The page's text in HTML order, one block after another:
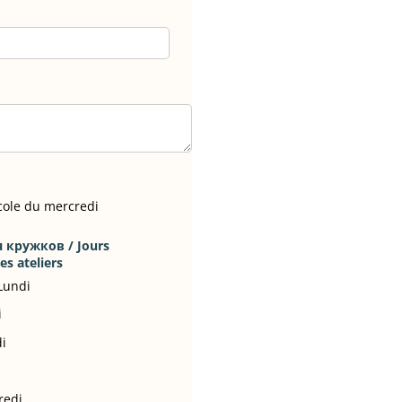
du mercredi
кружков /​ Jours
ateliers